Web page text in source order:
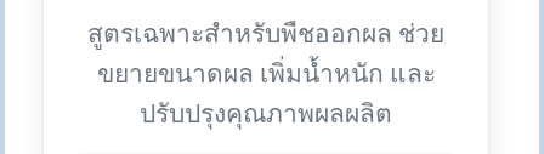
สูตรเฉพาะสำหรับพืชออกผล ช่วย
ขยายขนาดผล เพิ่มน้ำหนัก และ
ปรับปรุงคุณภาพผลผลิต